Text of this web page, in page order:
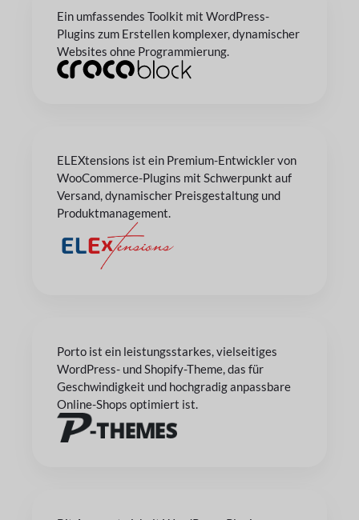
Ein umfassendes Toolkit mit WordPress-
Plugins zum Erstellen komplexer, dynamischer
Websites ohne Programmierung.
ELEXtensions ist ein Premium-Entwickler von
WooCommerce-Plugins mit Schwerpunkt auf
Versand, dynamischer Preisgestaltung und
Produktmanagement.
Porto ist ein leistungsstarkes, vielseitiges
WordPress- und Shopify-Theme, das für
Geschwindigkeit und hochgradig anpassbare
Online-Shops optimiert ist.